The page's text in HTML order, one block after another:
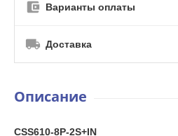
Варианты оплаты
Доставка
Описание
CSS610-8P-2S+IN